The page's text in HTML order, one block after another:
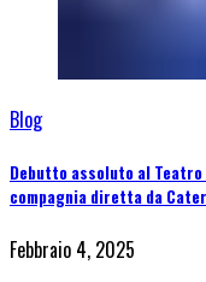
Blog
Debutto assoluto al
compagnia diretta da
Febbraio 4, 2025